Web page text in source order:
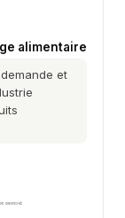
alimentaire
et